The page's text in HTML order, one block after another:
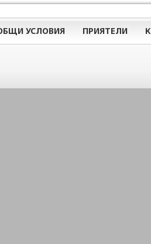
УСЛОВИЯ ПРИЯТЕЛИ